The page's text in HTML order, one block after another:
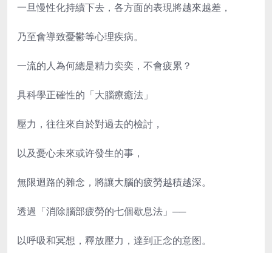
一旦慢性化持續下去，各方面的表現將越來越差，
乃至會導致憂鬱等心理疾病。
一流的人為何總是精力奕奕，不會疲累？
具科學正確性的「大腦療癒法」
壓力，往往來自於對過去的檢討，
以及憂心未來或许發生的事，
無限迴路的雜念，將讓大腦的疲勞越積越深。
透過「消除腦部疲勞的七個歇息法」──
以呼吸和冥想，釋放壓力，達到正念的意图。